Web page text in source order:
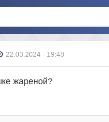
22.03.2024 - 19:48
жареной?